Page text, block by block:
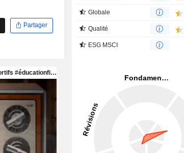
Partager
Globale
Qualité
ESG MSCI